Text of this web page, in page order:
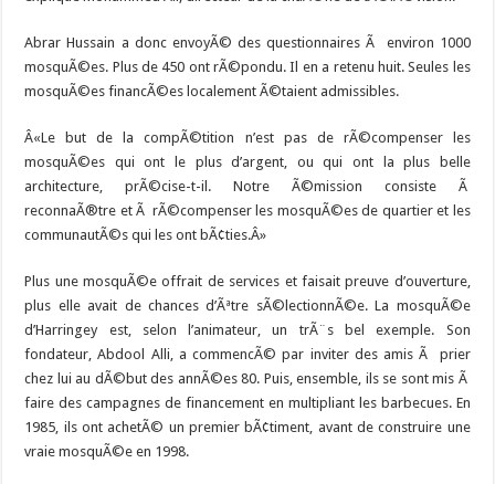
Abrar Hussain a donc envoyÃ© des questionnaires Ã environ 1000
mosquÃ©es. Plus de 450 ont rÃ©pondu. Il en a retenu huit. Seules les
mosquÃ©es financÃ©es localement Ã©taient admissibles.
Â«Le but de la compÃ©tition n’est pas de rÃ©compenser les
mosquÃ©es qui ont le plus d’argent, ou qui ont la plus belle
architecture, prÃ©cise-t-il. Notre Ã©mission consiste Ã
reconnaÃ®tre et Ã rÃ©compenser les mosquÃ©es de quartier et les
communautÃ©s qui les ont bÃ¢ties.Â»
Plus une mosquÃ©e offrait de services et faisait preuve d’ouverture,
plus elle avait de chances d’Ãªtre sÃ©lectionnÃ©e. La mosquÃ©e
d’Harringey est, selon l’animateur, un trÃ¨s bel exemple. Son
fondateur, Abdool Alli, a commencÃ© par inviter des amis Ã prier
chez lui au dÃ©but des annÃ©es 80. Puis, ensemble, ils se sont mis Ã
faire des campagnes de financement en multipliant les barbecues. En
1985, ils ont achetÃ© un premier bÃ¢timent, avant de construire une
vraie mosquÃ©e en 1998.